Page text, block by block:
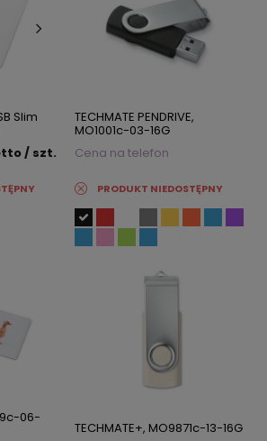
Slim
/ szt.
TECHMATE PENDRIVE,
MO1001c-03-16G
Cena na telefon
PRODUKT NIEDOSTĘPNY
06-
TECHMATE+, MO9871c-13-16G